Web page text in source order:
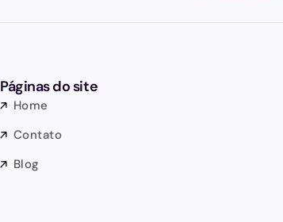
Páginas do site
Home
Contato
Blog